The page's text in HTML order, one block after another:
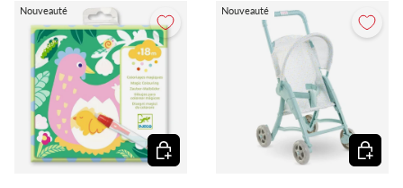
Nouveauté
Ajouter au panier
Nouveauté
Ajouter